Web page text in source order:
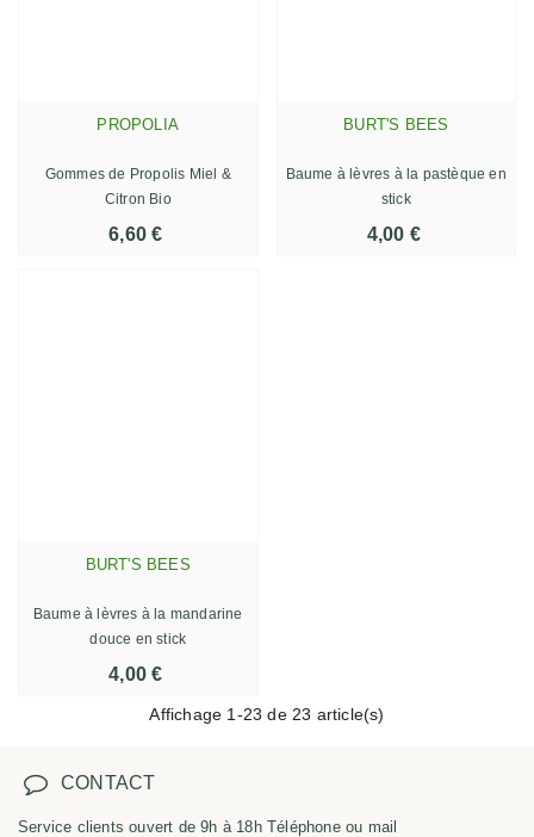
PROPOLIA
Gommes de Propolis Miel &
Citron Bio
6,60 €
BURT'S BEES
Baume à lèvres à la pastèque en
stick
4,00 €
BURT'S BEES
Baume à lèvres à la mandarine
douce en stick
4,00 €
Affichage 1 -23 de 23 article(s)
CONTACT
Service clients ouvert de 9h à 18h Téléphone ou mail